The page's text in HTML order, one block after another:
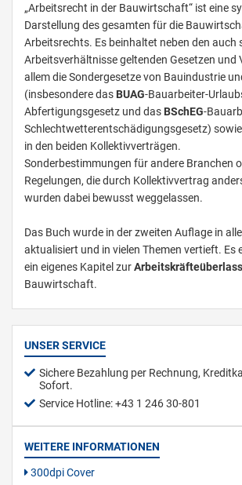
„Arbeitsrecht in der Bauwirtschaft“ ist eine
Darstellung des gesamten für die
Arbeitsrechts. Es beinhaltet neben den auch
Arbeitsverhältnisse geltenden Gesetzen und
allem die Sondergesetze von Bauindustrie
(insbesondere das BUAG-Bauarbeiter-
Abfertigungsgesetz und das BSchEG-
Schlechtwetterentschädigungsgesetz) sowie
in den beiden Kollektivverträgen.
Sonderbestimmungen für andere Branchen
Regelungen, die durch Kollektivvertrag
wurden dabei bewusst weggelassen.
Das Buch wurde in der zweiten Auflage in
aktualisiert und in vielen Themen vertieft. Es
ein eigenes Kapitel zur
Bauwirtschaft.
UNSER SERVICE
Sichere Bezahlung per Rechnung,
Sofort.
Service Hotline: +43 1 246 30-801
WEITERE INFORMATIONEN
300dpi Cover